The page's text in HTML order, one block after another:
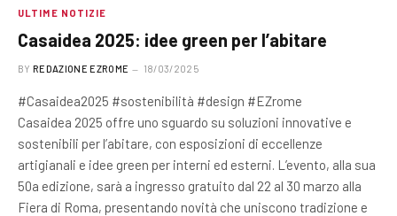
ULTIME NOTIZIE
Casaidea 2025: idee green per l’abitare
BY REDAZIONE EZROME 18/03/2025
#Casaidea2025 #sostenibilità #design #EZrome
Casaidea 2025 offre uno sguardo su soluzioni innovative e
sostenibili per l’abitare, con esposizioni di eccellenze
artigianali e idee green per interni ed esterni. L’evento, alla sua
50a edizione, sarà a ingresso gratuito dal 22 al 30 marzo alla
Fiera di Roma, presentando novità che uniscono tradizione e